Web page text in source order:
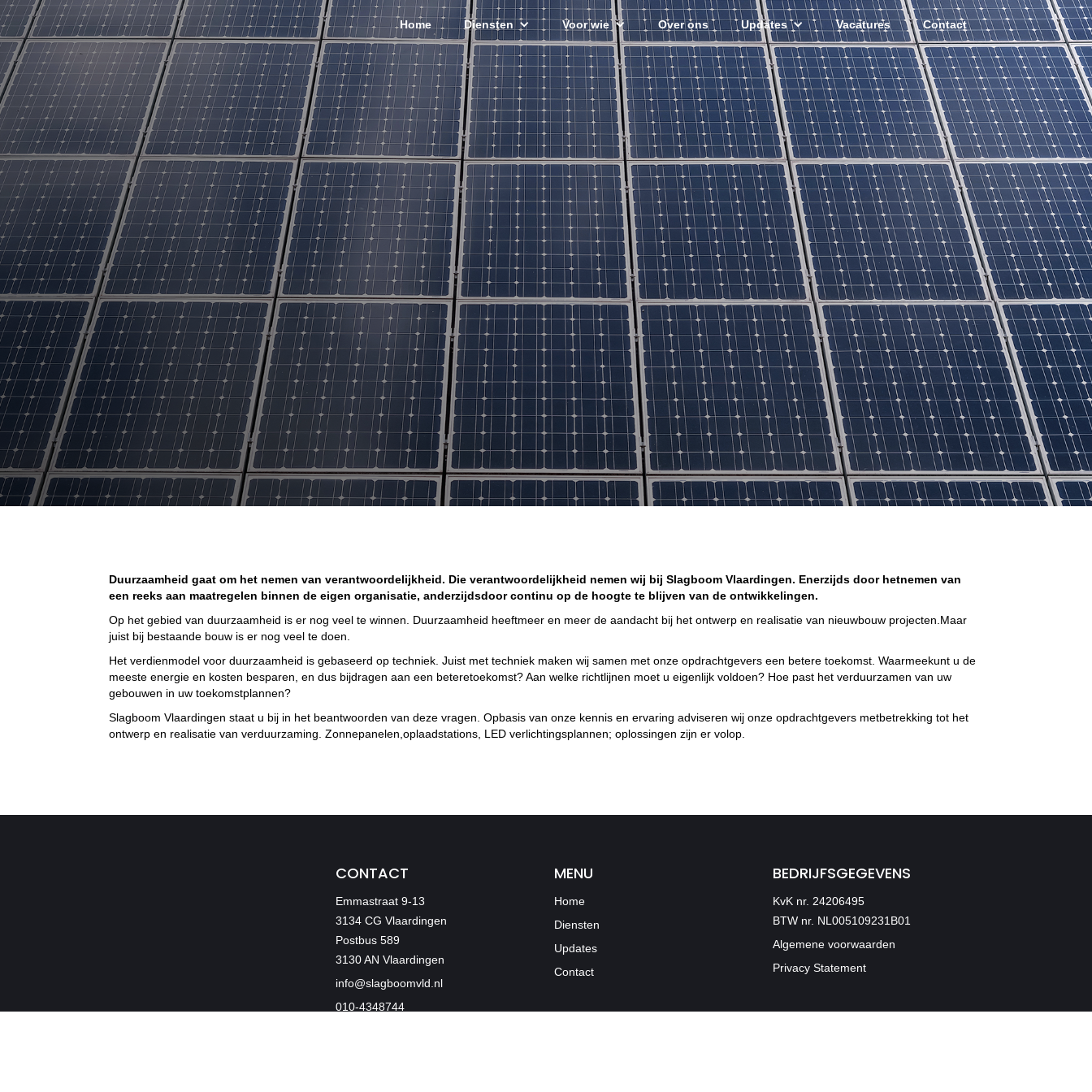
Home Diensten Voor wie Over ons Updates Vacatures Contact
Duurzaamheid gaat om het nemen van verantwoordelijkheid. Die verantwoordelijkheid nemen wij bij Slagboom Vlaardingen. Enerzijds door hetnemen van
een reeks aan maatregelen binnen de eigen organisatie, anderzijdsdoor continu op de hoogte te blijven van de ontwikkelingen.
Op het gebied van duurzaamheid is er nog veel te winnen. Duurzaamheid heeftmeer en meer de aandacht bij het ontwerp en realisatie van nieuwbouw projecten.Maar
juist bij bestaande bouw is er nog veel te doen.
Het verdienmodel voor duurzaamheid is gebaseerd op techniek. Juist met techniek maken wij samen met onze opdrachtgevers een betere toekomst. Waarmeekunt u de
meeste energie en kosten besparen, en dus bijdragen aan een beteretoekomst? Aan welke richtlijnen moet u eigenlijk voldoen? Hoe past het verduurzamen van uw
gebouwen in uw toekomstplannen?
Slagboom Vlaardingen staat u bij in het beantwoorden van deze vragen. Opbasis van onze kennis en ervaring adviseren wij onze opdrachtgevers metbetrekking tot het
ontwerp en realisatie van verduurzaming. Zonnepanelen,oplaadstations, LED verlichtingsplannen; oplossingen zijn er volop.
CONTACT
Emmastraat 9-13
3134 CG Vlaardingen
Postbus 589
3130 AN Vlaardingen
info@slagboomvld.nl
010-4348744
MENU
Home
Diensten
Updates
Contact
BEDRIJFSGEGEVENS
KvK nr. 24206495
BTW nr. NL005109231B01
Algemene voorwaarden
Privacy Statement